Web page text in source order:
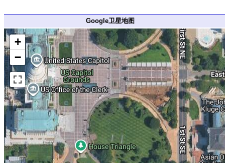
Google卫星地图
+
−